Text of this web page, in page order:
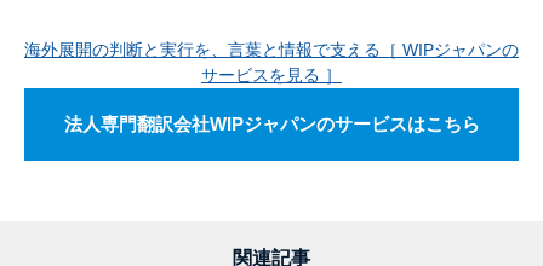
海外展開の判断と実行を、言葉と情報で支える［ WIPジャパンの
サービスを見る ］
法人専門翻訳会社WIPジャパンのサービスはこちら
関連記事